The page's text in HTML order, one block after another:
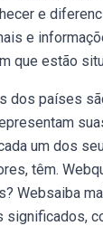
e
e
que estão
dos países
um dos
têm.
Websaiba
significados,